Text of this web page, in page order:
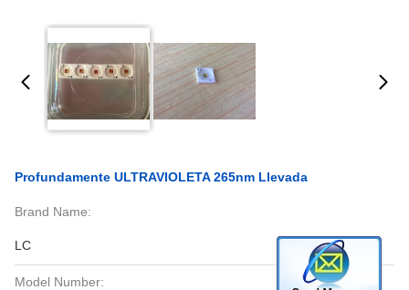
Profundamente ULTRAVIOLETA 265nm Llevada
Brand Name:
LC
Model Number: